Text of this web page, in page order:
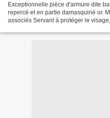
Exceptionnelle pièce d'armure dite
repercé et en partie damasquiné or.
associés Servant à protéger le